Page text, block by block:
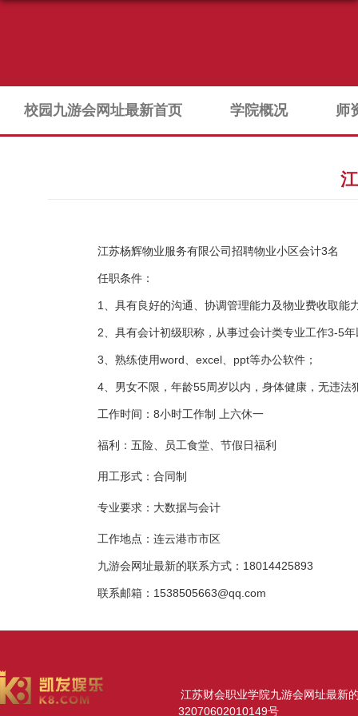
校园九游会网址最新首页 学院概况 师
江苏杨辉物业服务有限公司招聘物业小区会计3名
任职条件：
1、具有良好的沟通、协调管理能力及物业费收取能
2、具有会计初级职称，从事过会计类专业工作3-5
3、熟练使用word、excel、ppt等办公软件；
4、男女不限，年龄55周岁以内，身体健康，无违法
工作时间：8小时工作制 上六休一
福利：五险、员工食堂、节假日福利
用工形式： 合同制
专业要求： 大数据与会计
工作地点：连云港市市区
九游会网址最新的联系方式：18014425893
联系邮箱： 1538505663@qq.com
江苏财会职业学院九游会网址最新
32070602010149号